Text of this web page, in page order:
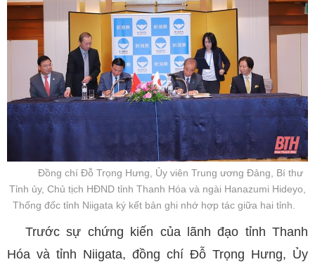
Đồng chí Đỗ Trọng Hưng, Ủy viên Trung ương Đảng, Bí thư
Tỉnh ủy, Chủ tịch HĐND tỉnh Thanh Hóa và ngài Hanazumi Hideyo,
Thống đốc tỉnh Niigata ký kết bản ghi nhớ hợp tác giữa hai tỉnh.
Trước sự chứng kiến của lãnh đạo tỉnh Thanh
Hóa và tỉnh Niigata, đồng chí Đỗ Trọng Hưng, Ủy